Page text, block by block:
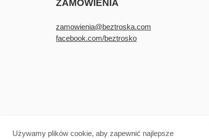
ZAMÓWIENIA
zamowienia@beztroska.com
facebook.com/beztrosko
Używamy plików cookie, aby zapewnić najlepsze